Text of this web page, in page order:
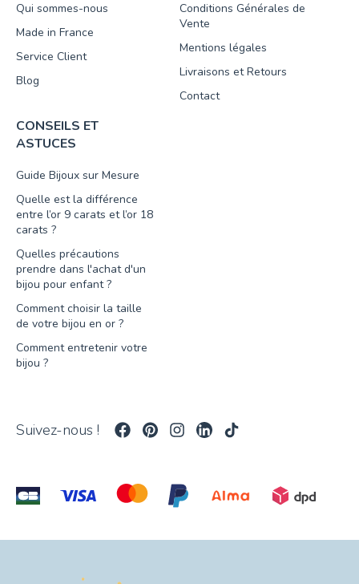
Qui sommes-nous
Made in France
Service Client
Blog
Conditions Générales de
Vente
Mentions légales
Livraisons et Retours
Contact
CONSEILS ET
ASTUCES
Guide Bijoux sur Mesure
Quelle est la différence
entre l’or 9 carats et l’or 18
carats ?
Quelles précautions
prendre dans l'achat d'un
bijou pour enfant ?
Comment choisir la taille
de votre bijou en or ?
Comment entretenir votre
bijou ?
Suivez-nous !